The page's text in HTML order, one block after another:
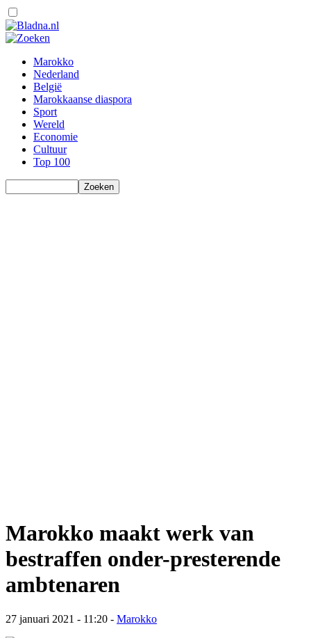
Marokko
Nederland
België
Marokkaanse diaspora
Sport
Wereld
Economie
Cultuur
Top 100
Marokko maakt werk van
bestraffen onder-presterende
ambtenaren
27 januari 2021 - 11:20 - Marokko